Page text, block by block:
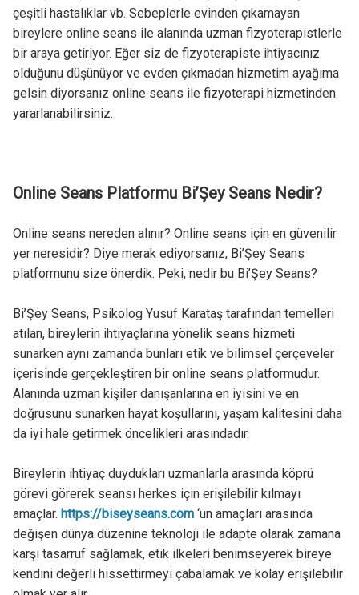
çeşitli hastalıklar vb. Sebeplerle evinden çıkamayan
bireylere online seans ile alanında uzman fizyoterapistlerle
bir araya getiriyor. Eğer siz de fizyoterapiste ihtiyacınız
olduğunu düşünüyor ve evden çıkmadan hizmetim ayağıma
gelsin diyorsanız online seans ile fizyoterapi hizmetinden
yararlanabilirsiniz.
Online Seans Platformu Bi’Şey Seans Nedir?
Online seans nereden alınır? Online seans için en güvenilir
yer neresidir? Diye merak ediyorsanız, Bi’Şey Seans
platformunu size önerdik. Peki, nedir bu Bi’Şey Seans?
Bi’Şey Seans, Psikolog Yusuf Karataş tarafından temelleri
atılan, bireylerin ihtiyaçlarına yönelik seans hizmeti
sunarken aynı zamanda bunları etik ve bilimsel çerçeveler
içerisinde gerçekleştiren bir online seans platformudur.
Alanında uzman kişiler danışanlarına en iyisini ve en
doğrusunu sunarken hayat koşullarını, yaşam kalitesini daha
da iyi hale getirmek öncelikleri arasındadır.
Bireylerin ihtiyaç duydukları uzmanlarla arasında köprü
görevi görerek seansı herkes için erişilebilir kılmayı
amaçlar. https://biseyseans.com‘un amaçları arasında
değişen dünya düzenine teknoloji ile adapte olarak zamana
karşı tasarruf sağlamak, etik ilkeleri benimseyerek bireye
kendini değerli hissettirmeyi çabalamak ve kolay erişilebilir